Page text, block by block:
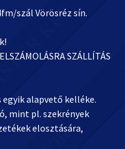
szál Vörösréz sín.
SZÁLLÍTÁS
alapvető kelléke.
mint pl. szekrények
elosztására,